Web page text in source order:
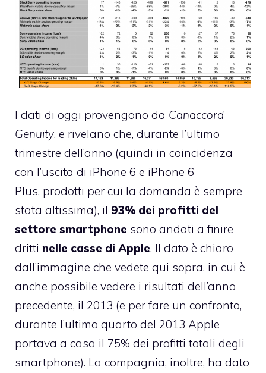
I dati di oggi provengono da Canaccord
Genuity, e rivelano che, durante l’ultimo
trimestre dell’anno (quindi in coincidenza
con l’uscita di iPhone 6 e iPhone 6
Plus, prodotti per cui la domanda è sempre
stata altissima), il 93% dei profitti del
settore smartphone sono andati a finire
dritti nelle casse di Apple. Il dato è chiaro
dall’immagine che vedete qui sopra, in cui è
anche possibile vedere i risultati dell’anno
precedente, il 2013 (e per fare un confronto,
durante l’ultimo quarto del 2013 Apple
portava a casa il 75% dei profitti totali degli
smartphone). La compagnia, inoltre, ha dato